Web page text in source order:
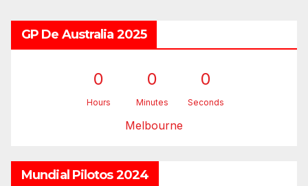
GP De Australia 2025
0
Hours
0
Minutes
0
Seconds
Melbourne
Mundial Pilotos 2024